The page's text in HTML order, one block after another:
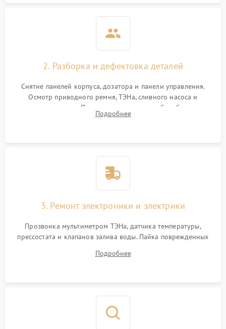
2. Разборка и дефектовка деталей
Снятие панелей корпуса, дозатора и панели управления.
Осмотр приводного ремня, ТЭНа, сливного насоса и
амортизаторов. Проверка подшипников барабана и
крестовины на износ, а манжеты люка на разрывы.
Подробнее
3. Ремонт электроники и электрики
Прозвонка мультиметром ТЭНа, датчика температуры,
прессостата и клапанов залива воды. Пайка поврежденных
Восстановление целостности проводки и контактов.
Подробнее